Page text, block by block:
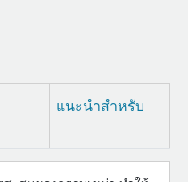
แนะนำสำหรับ